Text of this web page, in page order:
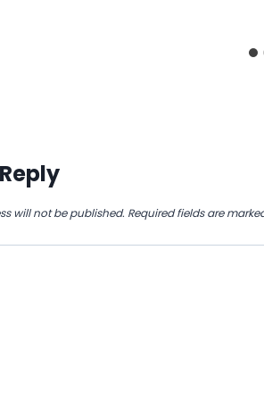
will not be published. Required fields are